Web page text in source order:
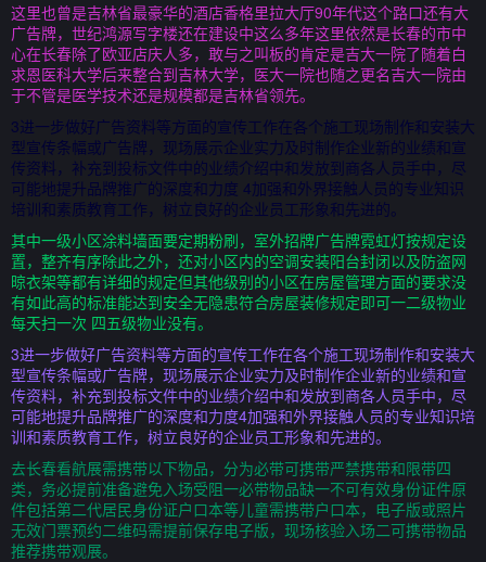
这里也曾是吉林省最豪华的酒店香格里拉大厅90年代这个路口还有大
广告牌，世纪鸿源写字楼还在建设中这么多年这里依然是长春的市中
心在长春除了欧亚店庆人多，敢与之叫板的肯定是吉大一院了随着白
求恩医科大学后来整合到吉林大学，医大一院也随之更名吉大一院由
于不管是医学技术还是规模都是吉林省领先。
3进一步做好广告资料等方面的宣传工作在各个施工现场制作和安装大
型宣传条幅或广告牌，现场展示企业实力及时制作企业新的业绩和宣
传资料，补充到投标文件中的业绩介绍中和发放到商各人员手中，尽
可能地提升品牌推广的深度和力度 4加强和外界接触人员的专业知识
培训和素质教育工作，树立良好的企业员工形象和先进的。
其中一级小区涂料墙面要定期粉刷，室外招牌广告牌霓虹灯按规定设
置，整齐有序除此之外，还对小区内的空调安装阳台封闭以及防盗网
晾衣架等都有详细的规定但其他级别的小区在房屋管理方面的要求没
有如此高的标准能达到安全无隐患符合房屋装修规定即可一二级物业
每天扫一次 四五级物业没有。
3进一步做好广告资料等方面的宣传工作在各个施工现场制作和安装大
型宣传条幅或广告牌，现场展示企业实力及时制作企业新的业绩和宣
传资料，补充到投标文件中的业绩介绍中和发放到商各人员手中，尽
可能地提升品牌推广的深度和力度4加强和外界接触人员的专业知识培
训和素质教育工作，树立良好的企业员工形象和先进的。
去长春看航展需携带以下物品，分为必带可携带严禁携带和限带四
类，务必提前准备避免入场受阻一必带物品缺一不可有效身份证件原
件包括第二代居民身份证户口本等儿童需携带户口本，电子版或照片
无效门票预约二维码需提前保存电子版，现场核验入场二可携带物品
推荐携带观展。